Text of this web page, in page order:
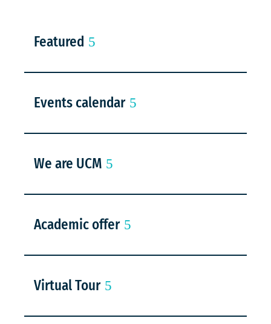
Featured
Events calendar
We are UCM
Academic offer
Virtual Tour